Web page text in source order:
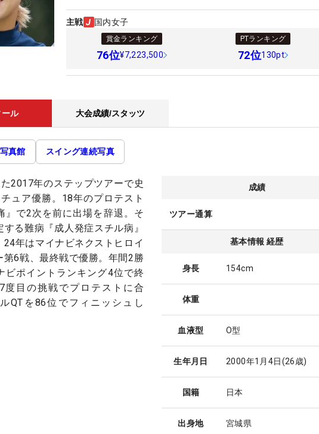
主戦 国内女子
賞金ランキング
76位¥7,223,500
PTランキング
72位130pt
ール 大会成績/スタッツ
写真館 スイング連続写真
成績
ツアー通算
基本情報 経歴
身長 154cm
体重
血液型 O型
生年月日 2000年1月4日(26歳)
国籍 日本
出身地 宮城県
2017年のステップツアーで史
チュア優勝。18年のプロテスト
』で2次を前に出場を辞退。そ
る難病『成人発症スチル病』
24年はマイナビネクストヒロイ
第6戦、最終戦で優勝。年間2勝
ビポイントランキング4位で終
度目の挑戦でプロテストに合
QTを86位でフィニッシュし